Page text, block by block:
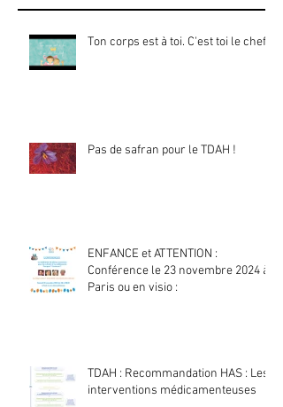
Ton corps est à toi. C'est toi le chef !
Pas de safran pour le TDAH !
ENFANCE et ATTENTION :
Conférence le 23 novembre 2024 à
Paris ou en visio :
TDAH : Recommandation HAS : Les
interventions médicamenteuses